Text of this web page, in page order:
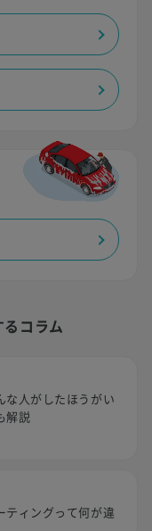
コラム
な人がしたほうがい
解説
ティングって何が違